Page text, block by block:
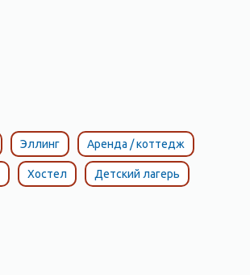
Эллинг Аренда / коттедж
Хостел Детский лагерь